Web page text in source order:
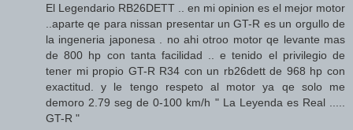
El Legendario RB26DETT .. en mi opinion es el mejor motor
..aparte qe para nissan presentar un GT-R es un orgullo de
la ingeneria japonesa . no ahi otroo motor qe levante mas
de 800 hp con tanta facilidad .. e tenido el privilegio de
tener mi propio GT-R R34 con un rb26dett de 968 hp con
exactitud. y le tengo respeto al motor ya qe solo me
demoro 2.79 seg de 0-100 km/h " La Leyenda es Real .....
GT-R "